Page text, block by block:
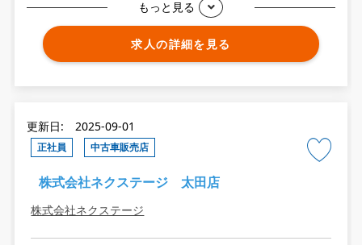
もっと見る
求人の詳細を見る
更新日: 2025-09-01
正社員 中古車販売店
株式会社ネクステージ 太田店
株式会社ネクステージ